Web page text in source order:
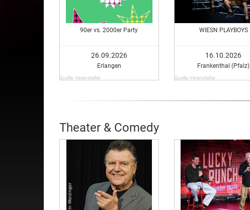
90er vs. 2000er Party
26.09.2026
Erlangen
Quelle: Veranstalter
WIESN PLAYBOYS
16.10.2026
Frankenthal (Pfalz)
Quelle: Veranstalter
Theater & Comedy